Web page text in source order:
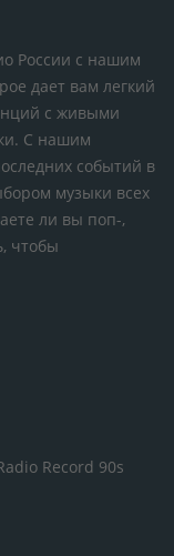
России с нашим
дает вам легкий
с живыми
С нашим
событий в
музыки всех
ли вы поп-,
чтобы
Record 90s